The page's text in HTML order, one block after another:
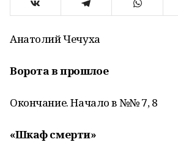
Анатолий Чечуха
Ворота в прошлое
Окончание. Начало в №№ 7, 8
«Шкаф смерти»